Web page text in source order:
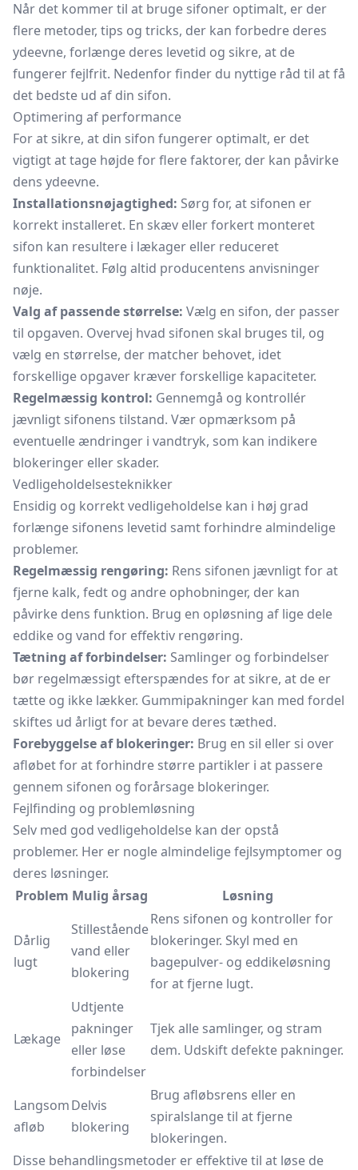
Når det kommer til at bruge sifoner optimalt, er der
flere metoder, tips og tricks, der kan forbedre deres
ydeevne, forlænge deres levetid og sikre, at de
fungerer fejlfrit. Nedenfor finder du nyttige råd til at få
det bedste ud af din sifon.
Optimering af performance
For at sikre, at din sifon fungerer optimalt, er det
vigtigt at tage højde for flere faktorer, der kan påvirke
dens ydeevne.
Installationsnøjagtighed: Sørg for, at sifonen er
korrekt installeret. En skæv eller forkert monteret
sifon kan resultere i lækager eller reduceret
funktionalitet. Følg altid producentens anvisninger
nøje.
Valg af passende størrelse: Vælg en sifon, der passer
til opgaven. Overvej hvad sifonen skal bruges til, og
vælg en størrelse, der matcher behovet, idet
forskellige opgaver kræver forskellige kapaciteter.
Regelmæssig kontrol: Gennemgå og kontrollér
jævnligt sifonens tilstand. Vær opmærksom på
eventuelle ændringer i vandtryk, som kan indikere
blokeringer eller skader.
Vedligeholdelsesteknikker
Ensidig og korrekt vedligeholdelse kan i høj grad
forlænge sifonens levetid samt forhindre almindelige
problemer.
Regelmæssig rengøring: Rens sifonen jævnligt for at
fjerne kalk, fedt og andre ophobninger, der kan
påvirke dens funktion. Brug en opløsning af lige dele
eddike og vand for effektiv rengøring.
Tætning af forbindelser: Samlinger og forbindelser
bør regelmæssigt efterspændes for at sikre, at de er
tætte og ikke lækker. Gummipakninger kan med fordel
skiftes ud årligt for at bevare deres tæthed.
Forebyggelse af blokeringer: Brug en sil eller si over
afløbet for at forhindre større partikler i at passere
gennem sifonen og forårsage blokeringer.
Fejlfinding og problemløsning
Selv med god vedligeholdelse kan der opstå
problemer. Her er nogle almindelige fejlsymptomer og
deres løsninger.
Problem Mulig årsag Løsning
Dårlig
lugt
Stillestående
vand eller
blokering
Rens sifonen og kontroller for
blokeringer. Skyl med en
bagepulver- og eddikeløsning
for at fjerne lugt.
Lækage
Udtjente
pakninger
eller løse
forbindelser
Tjek alle samlinger, og stram
dem. Udskift defekte pakninger.
Langsom
afløb
Delvis
blokering
Brug afløbsrens eller en
spiralslange til at fjerne
blokeringen.
Disse behandlingsmetoder er effektive til at løse de